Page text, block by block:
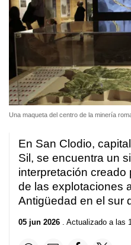
Una maqueta del centro de la minería
En San Clodio,
Sil, se encuentra un
interpretación creado
de las explotaciones
Antigüedad en el sur
05 jun 2026 . Actualizado a las